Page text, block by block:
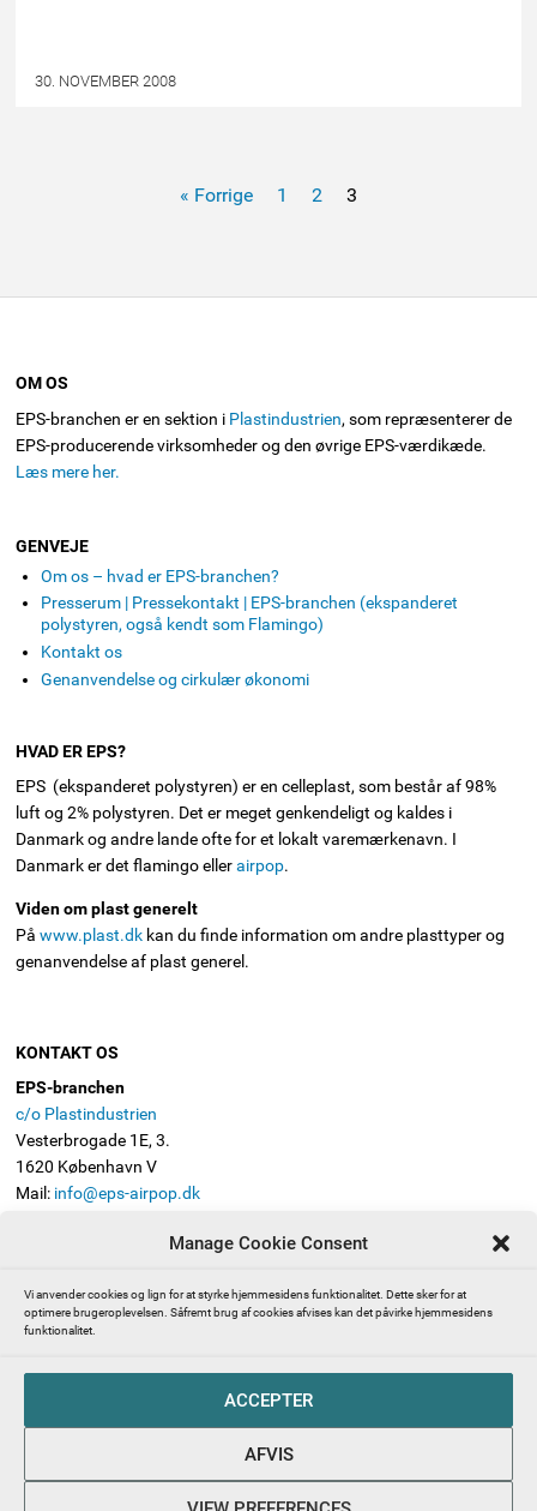
Manage Cookie Consent
Vi anvender cookies og lign for at styrke hjemmesidens funktionalitet. Dette sker for at
optimere brugeroplevelsen. Såfremt brug af cookies afvises kan det påvirke hjemmesidens
funktionalitet.
ACCEPTER
AFVIS
30. NOVEMBER 2008
« Forrige 1 2 3
OM OS
EPS-branchen er en sektion i Plastindustrien, som repræsenterer de
EPS-producerende virksomheder og den øvrige EPS-værdikæde.
Læs mere her.
GENVEJE
Om os – hvad er EPS-branchen?
Presserum | Pressekontakt | EPS-branchen (ekspanderet
polystyren, også kendt som Flamingo)
Kontakt os
Genanvendelse og cirkulær økonomi
HVAD ER EPS?
EPS (ekspanderet polystyren) er en celleplast, som består af 98%
luft og 2% polystyren. Det er meget genkendeligt og kaldes i
Danmark og andre lande ofte for et lokalt varemærkenavn. I
Danmark er det flamingo ellerairpop.
Viden om plast generelt
Påwww.plast.dk kan du finde information om andre plasttyper og
genanvendelse af plast generel.
KONTAKT OS
EPS-branchen
c/o Plastindustrien
Vesterbrogade 1E, 3.
1620 København V
Mail: info@eps-airpop.dk
FØLG EPS-BRANCHEN
polystyren, også kendt som Flamingo)
Abonnér på EPS-branchens nyhedsbrev
EPS-branchen – en del af Plastindustrien beskytter dine
persondata